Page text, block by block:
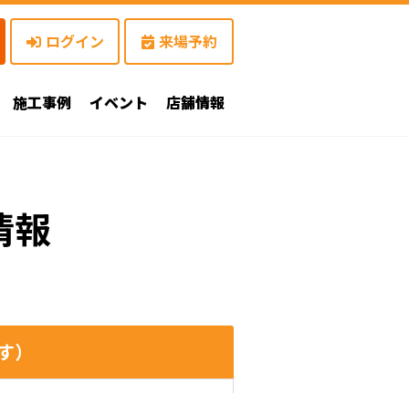
ログイン 来場予約
施工事例 イベント 店舗情報
報